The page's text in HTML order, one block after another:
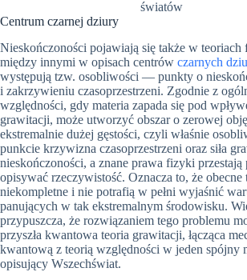
światów
Centrum czarnej dziury
Nieskończoności pojawiają się także w teoriach
między innymi w opisach centrów czarnych
występują tzw. osobliwości — punkty o
i zakrzywieniu czasoprzestrzeni. Zgodnie z
względności, gdy materia zapada się pod
grawitacji, może utworzyć obszar o zerowej
ekstremalnie dużej gęstości, czyli właśnie
punkcie krzywizna czasoprzestrzeni oraz siła
nieskończoności, a znane prawa fizyki przestają
opisywać rzeczywistość. Oznacza to, że obecne
niekompletne i nie potrafią w pełni wyjaśnić
panujących w tak ekstremalnym środowisku.
przypuszcza, że rozwiązaniem tego problemu
przyszła kwantowa teoria grawitacji, łącząca
kwantową z teorią względności w jeden spójny
opisujący Wszechświat.